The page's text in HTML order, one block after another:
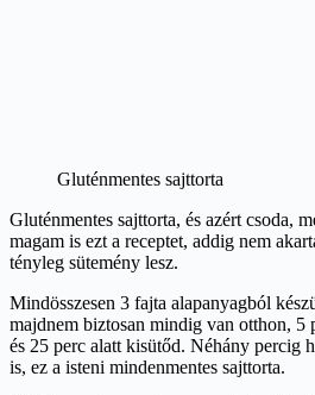
Gluténmentes sajttorta
Gluténmentes sajttorta, és azért csoda,
magam is ezt a receptet, addig nem
tényleg sütemény lesz.
Mindösszesen 3 fajta alapanyagból
majdnem biztosan mindig van otthon, 5
és 25 perc alatt kisütőd. Néhány percig
is, ez a isteni mindenmentes sajttorta.